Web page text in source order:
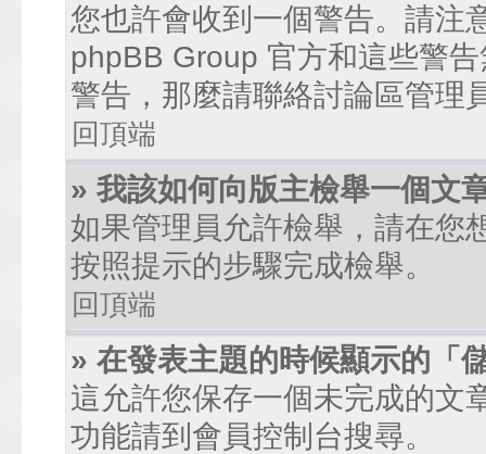
您也許會收到一個警告。請注
phpBB Group 官方和這些警
警告，那麼請聯絡討論區管理
回頂端
» 我該如何向版主檢舉一個文
如果管理員允許檢舉，請在您
按照提示的步驟完成檢舉。
回頂端
» 在發表主題的時候顯示的「
這允許您保存一個未完成的文
功能請到會員控制台搜尋。